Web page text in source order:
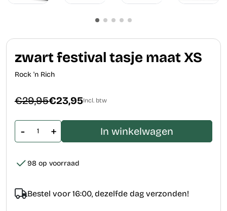
zwart festival tasje maat XS
Rock 'n Rich
€29,95€23,95Incl. btw
- + In winkelwagen
98 op voorraad
Bestel voor 16:00, dezelfde dag verzonden!